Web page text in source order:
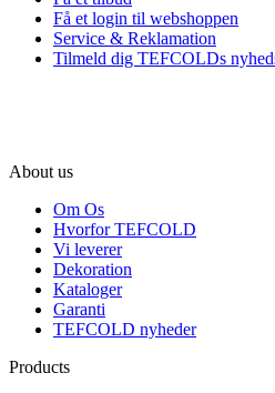
Få et login til webshoppen
Service & Reklamation
Tilmeld dig TEFCOLDs
About us
Om Os
Hvorfor TEFCOLD
Vi leverer
Dekoration
Kataloger
Garanti
TEFCOLD nyheder
Products